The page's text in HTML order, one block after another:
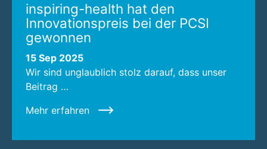
inspiring-health hat den
Innovationspreis bei der PCSI
gewonnen
15 Sep 2025
Wir sind unglaublich stolz darauf, dass unser
Beitrag …
Mehr erfahren